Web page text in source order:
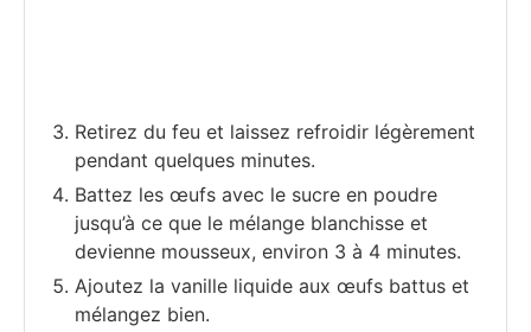
Retirez du feu et laissez refroidir légèrement
pendant quelques minutes.
Battez les œufs avec le sucre en poudre
jusqu’à ce que le mélange blanchisse et
devienne mousseux, environ 3 à 4 minutes.
Ajoutez la vanille liquide aux œufs battus et
mélangez bien.